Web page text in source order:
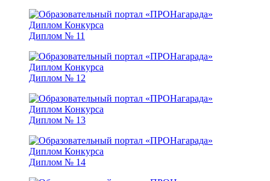
Диплом № 11
Диплом № 12
Диплом № 13
Диплом № 14